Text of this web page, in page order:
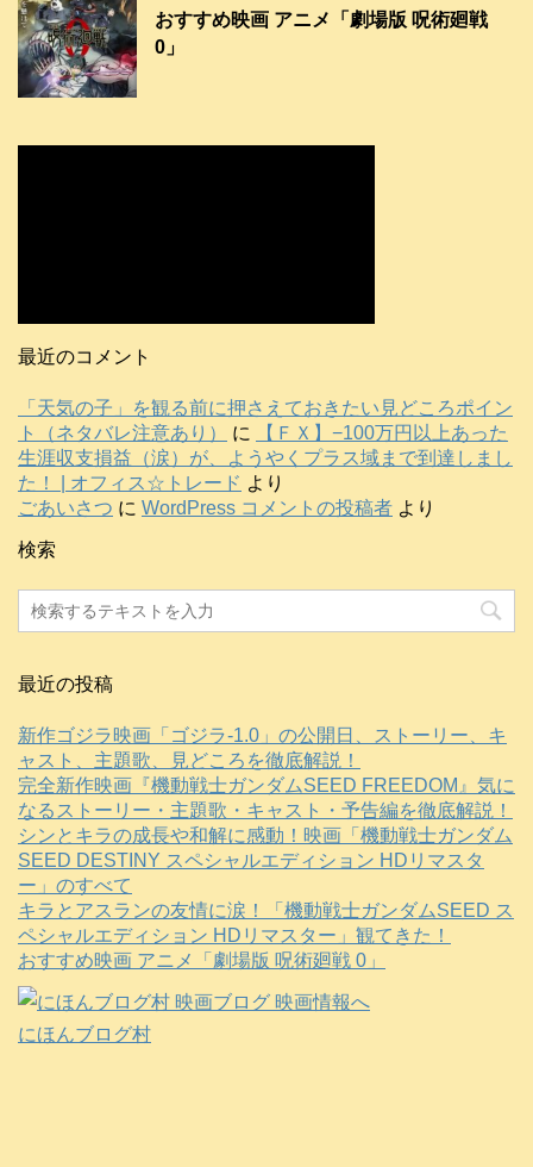
おすすめ映画 アニメ「劇場版 呪術廻戦
0」
最近のコメント
「天気の子」を観る前に押さえておきたい見どころポイン
ト（ネタバレ注意あり）
に
【ＦＸ】−100万円以上あった
生涯収支損益（涙）が、ようやくプラス域まで到達しまし
た！ | オフィス☆トレード より
ごあいさつ に WordPress コメントの投稿者 より
検索
最近の投稿
新作ゴジラ映画「ゴジラ-1.0」の公開日、ストーリー、キ
ャスト、主題歌、見どころを徹底解説！
完全新作映画『機動戦士ガンダムSEED FREEDOM』気に
なるストーリー・主題歌・キャスト・予告編を徹底解説！
シンとキラの成長や和解に感動！映画「機動戦士ガンダム
SEED DESTINY スペシャルエディション HDリマスタ
ー」のすべて
キラとアスランの友情に涙！「機動戦士ガンダムSEED ス
ペシャルエディション HDリマスター」観てきた！
おすすめ映画 アニメ「劇場版 呪術廻戦 0」
にほんブログ村